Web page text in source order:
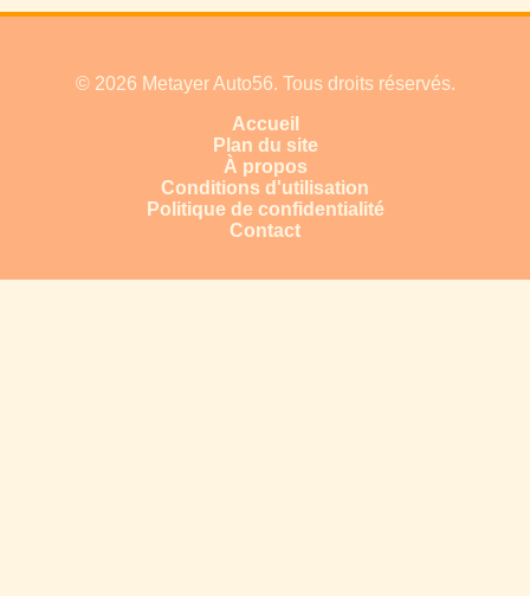
© 2026 Metayer Auto56. Tous droits réservés.
Accueil
Plan du site
À propos
Conditions d'utilisation
Politique de confidentialité
Contact